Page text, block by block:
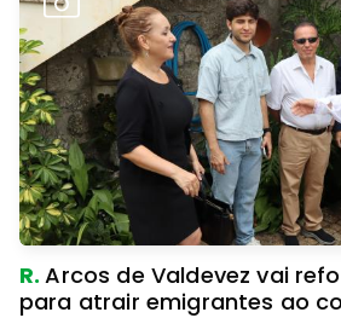
R.Arcos de Valdevez vai
para atrair emigrantes ao